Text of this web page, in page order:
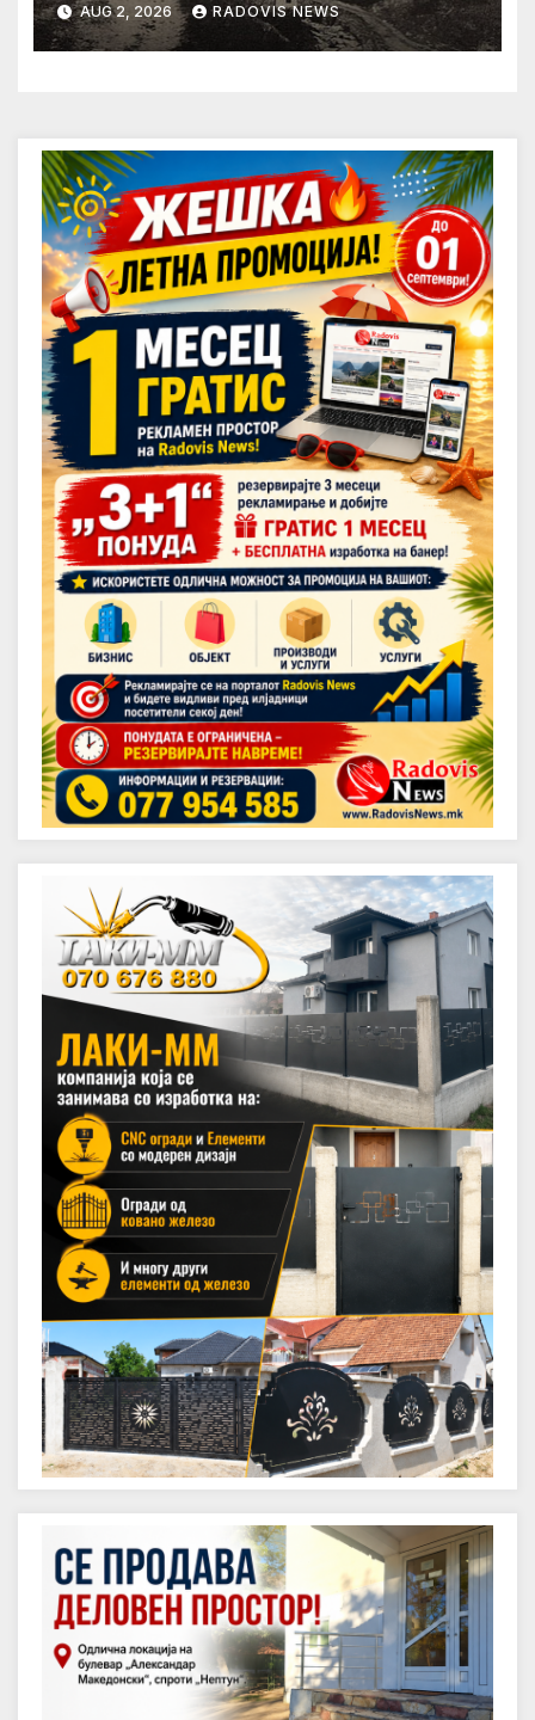
AUG 2, 2026 RADOVIS NEWS